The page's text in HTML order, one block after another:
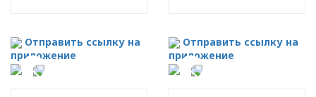
Отправить ссылку на
приложение
Отправить ссылку на
приложение